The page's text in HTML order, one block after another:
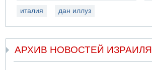
италия дан иллуз
АРХИВ НОВОСТЕЙ ИЗРАИЛЯ